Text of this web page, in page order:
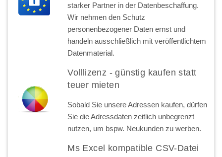
starker Partner in der Datenbeschaffung.
Wir nehmen den Schutz
personenbezogener Daten ernst und
handeln ausschließlich mit veröffentlichtem
Datenmaterial.
Volllizenz - günstig kaufen statt
teuer mieten
Sobald Sie unsere Adressen kaufen, dürfen
Sie die Adressdaten zeitlich unbegrenzt
nutzen, um bspw. Neukunden zu werben.
Ms Excel kompatible CSV-Datei